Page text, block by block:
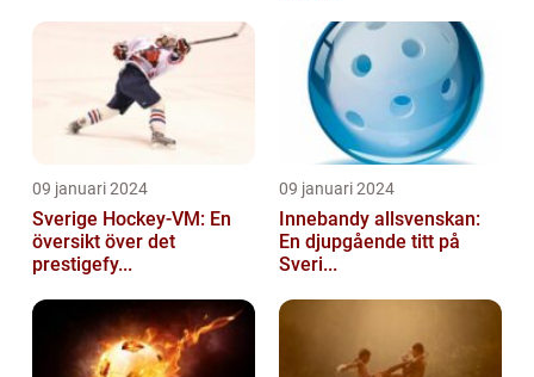
09 januari 2024
Sverige Hockey-VM: En
översikt över det
prestigefy...
09 januari 2024
Innebandy allsvenskan:
En djupgående titt på
Sveri...